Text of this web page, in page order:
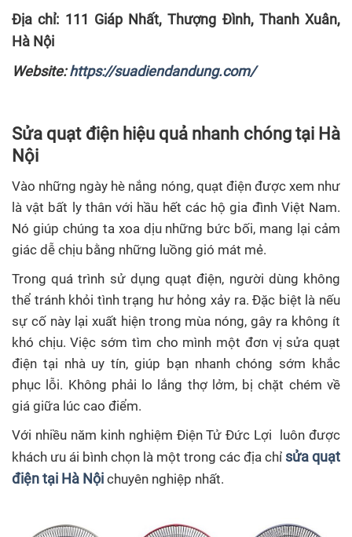
Địa chỉ: 111 Giáp Nhất, Thượng Đình, Thanh Xuân,
Hà Nội
Website:https://suadiendandung.com/
Sửa quạt điệnhiệu quả nhanh chóng tại Hà
Nội
Vào những ngày hè nắng nóng, quạt điện được xem như
là vật bất ly thân với hầu hết các hộ gia đình Việt Nam.
Nó giúp chúng ta xoa dịu những bức bối, mang lại cảm
giác dễ chịu bằng những luồng gió mát mẻ.
Trong quá trình sử dụng quạt điện, người dùng không
thể tránh khỏi tình trạng hư hỏng xảy ra. Đặc biệt là nếu
sự cố này lại xuất hiện trong mùa nóng, gây ra không ít
khó chịu. Việc sớm tìm cho mình một đơn vị sửa quạt
điện tại nhà uy tín, giúp bạn nhanh chóng sớm khắc
phục lỗi. Không phải lo lắng thợ lởm, bị chặt chém về
giá giữa lúc cao điểm.
Với nhiều năm kinh nghiệm Điện Tử Đức Lợi luôn được
khách ưu ái bình chọn là một trong các địa chỉ sửa quạt
điện tại Hà Nội chuyên nghiệp nhất.